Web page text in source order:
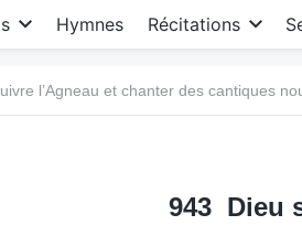
Hymnes Récitations
l’Agneau et chanter des cantiques
943 Dieu